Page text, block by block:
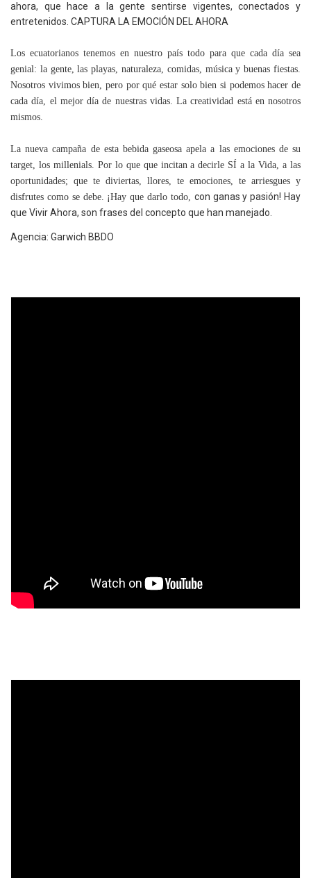
ahora, que hace a la gente sentirse vigentes, conectados y
entretenidos. CAPTURA LA EMOCIÓN DEL AHORA
Los ecuatorianos tenemos en nuestro país todo para que cada día sea
genial: la gente, las playas, naturaleza, comidas, música y buenas fiestas.
Nosotros vivimos bien, pero por qué estar solo bien si podemos hacer de
cada día, el mejor día de nuestras vidas. La creatividad está en nosotros
mismos.
La nueva campaña de esta bebida gaseosa apela a las emociones de su
target, los millenials. Por lo que que incitan a decirle SÍ a la Vida, a las
oportunidades; que te diviertas, llores, te emociones, te arriesgues y
disfrutes como se debe. ¡Hay que darlo todo, con ganas y pasión! Hay
que Vivir Ahora, son frases del concepto que han manejado.
Agencia: Garwich BBDO